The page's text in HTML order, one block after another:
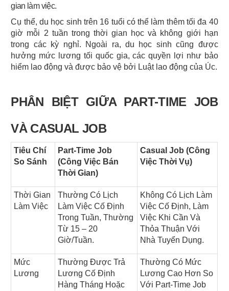
gian làm việc.
Cụ thể, du học sinh trên 16 tuổi có thể làm thêm tối đa 40
giờ mỗi 2 tuần trong thời gian học và không giới hạn
trong các kỳ nghỉ. Ngoài ra, du học sinh cũng được
hưởng mức lương tối quốc gia, các quyền lợi như bảo
hiểm lao động và được bảo vệ bởi Luật lao động của Úc.
PHÂN BIỆT GIỮA PART-TIME JOB
VÀ CASUAL JOB
Tiêu Chí
So Sánh
Part-Time Job
(Công Việc Bán
Thời Gian)
Casual Job (Công
Việc Thời Vụ)
Thời Gian
Làm Việc
Thường Có Lịch
Làm Việc Cố Định
Trong Tuần, Thường
Từ 15 – 20
Giờ/tuần.
Không Có Lịch Làm
Việc Cố Định, Làm
Việc Khi Cần Và
Thỏa Thuận Với
Nhà Tuyển Dụng.
Mức
Lương
Thường Được Trả
Lương Cố Định
Hàng Tháng Hoặc
Thường Có Mức
Lương Cao Hơn So
Với Part-Time Job